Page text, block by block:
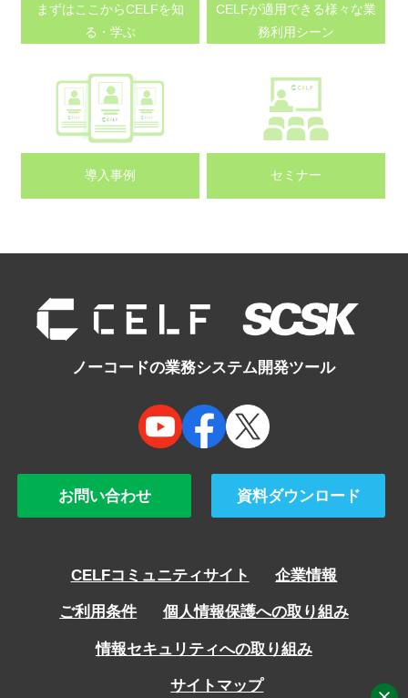
まずはここからCELFを知
る・学ぶ
CELFが適用できる様々な業
務利用シーン
導入事例 セミナー
ノーコードの業務システム開発ツール
お問い合わせ 資料ダウンロード
CELFコミュニティサイト 企業情報
ご利用条件 個人情報保護への取り組み
情報セキュリティへの取り組み
サイトマップ